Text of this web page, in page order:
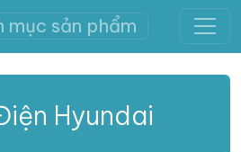
mục sản phẩm
Hyundai